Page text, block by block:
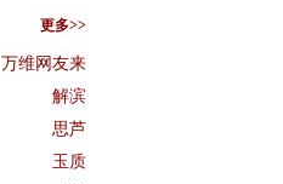
更多>>
万维网友来
解滨
思芦
玉质